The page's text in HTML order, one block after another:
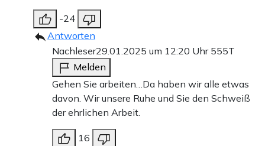
-24
Antworten
Nachleser29.01.2025 um 12:20 Uhr 555T
Melden
Gehen Sie arbeiten…Da haben wir alle etwas
davon. Wir unsere Ruhe und Sie den Schweiß
der ehrlichen Arbeit.
16